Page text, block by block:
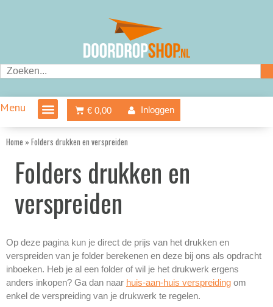
Zoeken
Menu € 0,00
Winkelwagen Inloggen
Home » Folders drukken en verspreiden
Folders drukken en
verspreiden
Op deze pagina kun je direct de prijs van het drukken en
verspreiden van je folder berekenen en deze bij ons als opdracht
inboeken. Heb je al een folder of wil je het drukwerk ergens
anders inkopen? Ga dan naar huis-aan-huis verspreiding om
enkel de verspreiding van je drukwerk te regelen.